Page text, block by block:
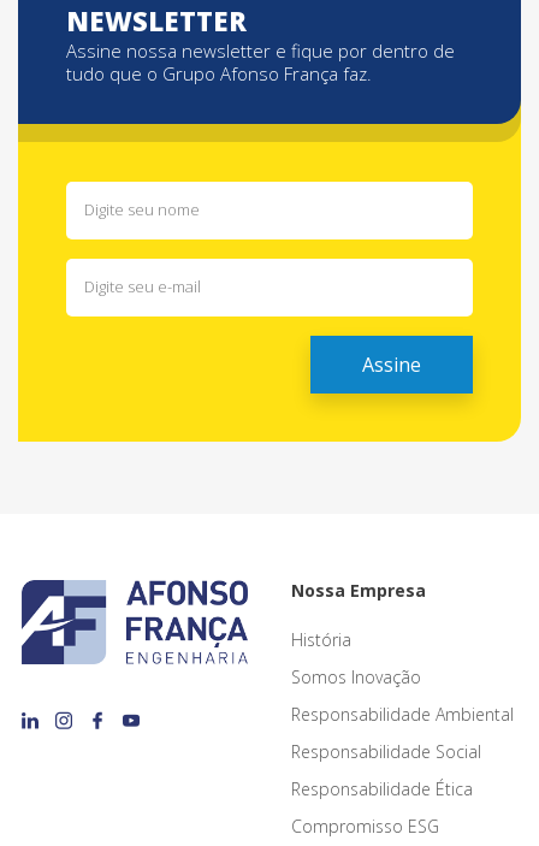
NEWSLETTER
Assine nossa newsletter e fique por dentro de
tudo que o Grupo Afonso França faz.
Nossa Empresa
História
Somos Inovação
Responsabilidade Ambiental
Responsabilidade Social
Responsabilidade Ética
Compromisso ESG